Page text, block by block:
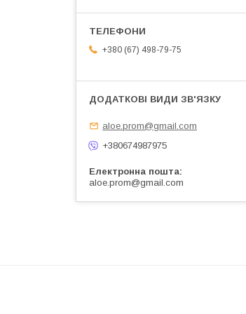
+380 (67) 498-79-75
aloe.prom@gmail.com
+380674987975
Електронна пошта
aloe.prom@gmail.com